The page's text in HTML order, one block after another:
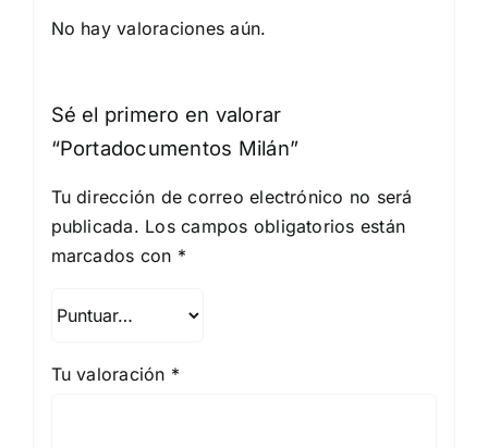
No hay valoraciones aún.
Sé el primero en valorar
“Portadocumentos Milán”
Tu dirección de correo electrónico no será
publicada. Los campos obligatorios están
marcados con *
Tu valoración *